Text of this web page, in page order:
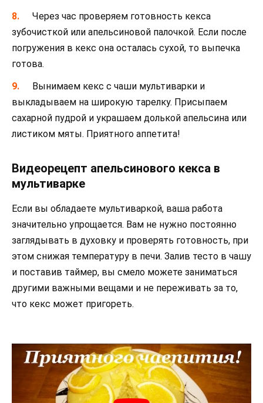
Через час проверяем готовность кекса
зубочисткой или апельсиновой палочкой. Если после
погружения в кекс она осталась сухой, то выпечка
готова.
Вынимаем кекс с чаши мультиварки и
выкладываем на широкую тарелку. Присыпаем
сахарной пудрой и украшаем долькой апельсина или
листиком мяты. Приятного аппетита!
Видеорецепт апельсинового кекса в
мультиварке
Если вы обладаете мультиваркой, ваша работа
значительно упрощается. Вам не нужно постоянно
заглядывать в духовку и проверять готовность, при
этом снижая температуру в печи. Залив тесто в чашу
и поставив таймер, вы смело можете заниматься
другими важными вещами и не переживать за то,
что кекс может пригореть.